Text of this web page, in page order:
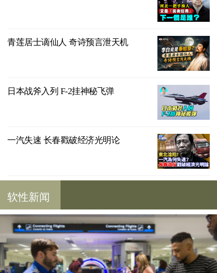
青莲居士谪仙人 奇诗预言泄天机
日本战斧入列 F-2挂神秘飞弹
一汽失速 长春戳破经济光明论
软性新闻